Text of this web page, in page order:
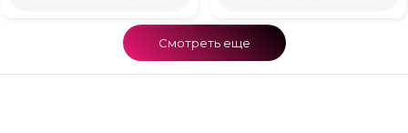
Смотреть еще